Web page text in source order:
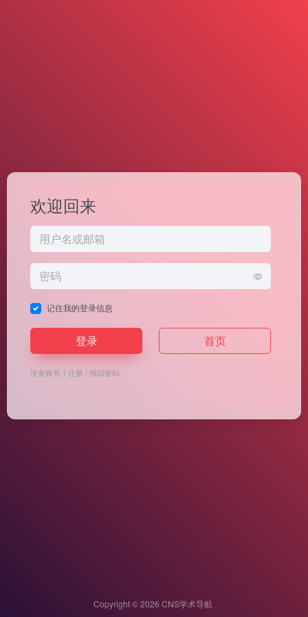
欢迎回来
记住我的登录信息
登录 首页
没有账号？注册/找回密码
Copyright © 2026 CNS学术导航